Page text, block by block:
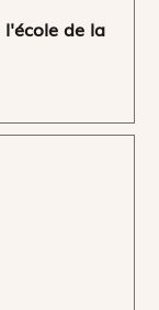
de la